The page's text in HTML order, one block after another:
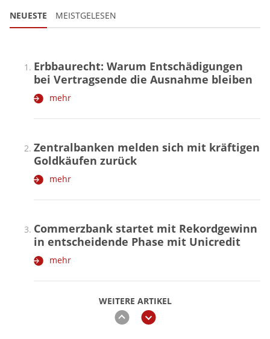
NEUESTE MEISTGELESEN
WEITERE ARTIKEL
zurückweiter
Erbbaurecht: Warum Entschädigungen
bei Vertragsende die Ausnahme bleiben
mehr
Zentralbanken melden sich mit kräftigen
Goldkäufen zurück
mehr
Commerzbank startet mit Rekordgewinn
in entscheidende Phase mit Unicredit
mehr